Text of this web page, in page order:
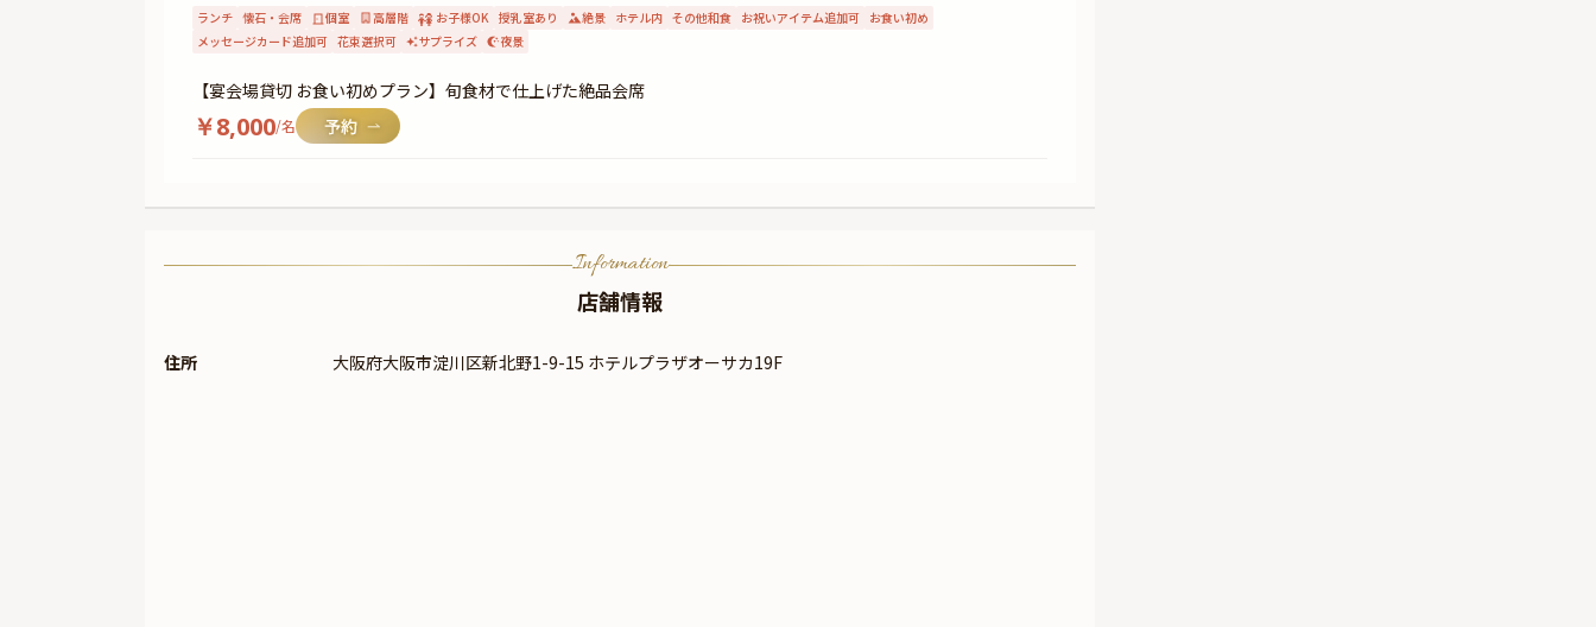
ランチ 懐石・会席 個室 高層階 お子様OK 授乳室あり 絶景 ホテル内 その他和食 お祝いアイテム追加可 お食い初め
メッセージカード追加可 花束選択可 サプライズ 夜景
【宴会場貸切 お食い初めプラン】旬食材で仕上げた絶品会席
￥8,000/名
Information
店舗情報
住所 大阪府大阪市淀川区新北野1-9-15 ホテルプラザオーサカ19F